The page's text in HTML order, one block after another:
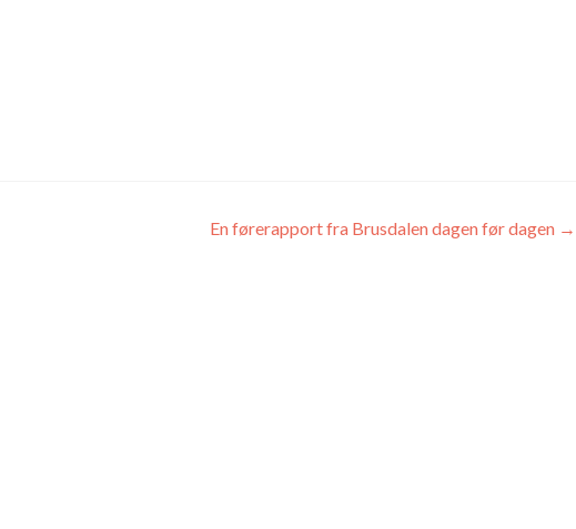
En førerapport fra Brusdalen dagen før dagen →